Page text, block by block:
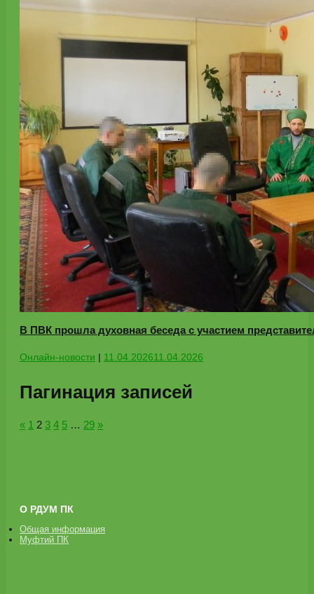
В ПВК прошла духовная беседа с участием
Онлайн-новости | 11.04.202611.04.2026
Пагинация записей
« 1 2 3 4 5 … 29 »
О РДУМ ПК
Общая информация
Муфтий ПК